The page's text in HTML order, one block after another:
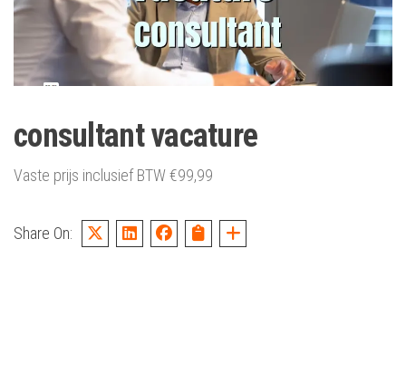
consultant vacature
Vaste prijs inclusief BTW€99,99
Share On: